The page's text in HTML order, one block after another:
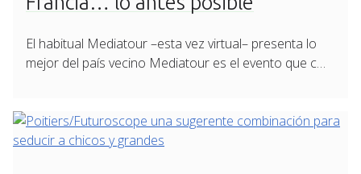
El habitual Mediatour –esta vez virtual– presenta lo
mejor del país vecino Mediatour es el evento que c…